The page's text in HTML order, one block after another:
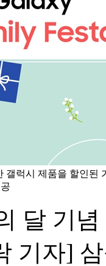
갤럭시 제품을 할인된
달 기
기자]